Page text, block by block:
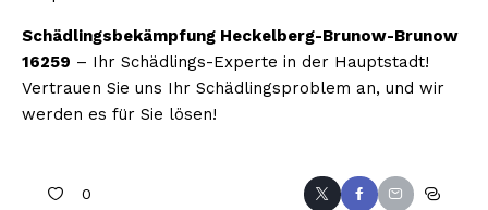
Schädlingsbekämpfung Heckelberg-Brunow-Brunow
16259 – Ihr Schädlings-Experte in der Hauptstadt!
Vertrauen Sie uns Ihr Schädlingsproblem an, und wir
werden es für Sie lösen!
0